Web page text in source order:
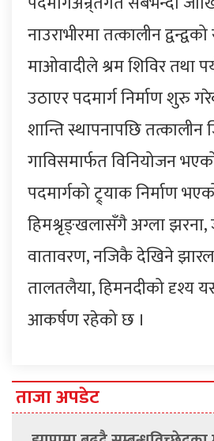
नाउराभीरमा तत्कालीन
माओवादीले श्रम शिविर तथा
उठाएर पदमार्ग निर्माण शुरु
शान्ति स्थापनापछि तत्कालीन
गाविसमार्फत विनियोजन
पदमार्गको ट्र्याक निर्माण
हिमश्रृङ्खलासँगै अग्ला झरना,
वातावरण, नजिकै देखिने
तालतलैया, हिमनदीको दृश्य
आकर्षण रहेको छ ।
ताजा अपडेट